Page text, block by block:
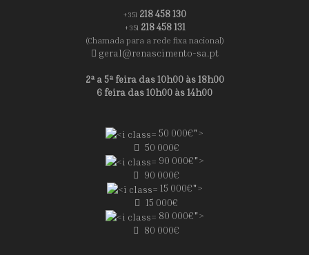
+351 218 458 130
+351 218 458 131
(Chamada para a rede fixa nacional)
geral@renascimento-sa.pt
2ª a 5ª feira das 10h00 às 18h00
6 feira das 10h00 às 14h00
50 000€">
50 000€
90 000€">
90 000€
15 000€">
15 000€
80 000€">
80 000€